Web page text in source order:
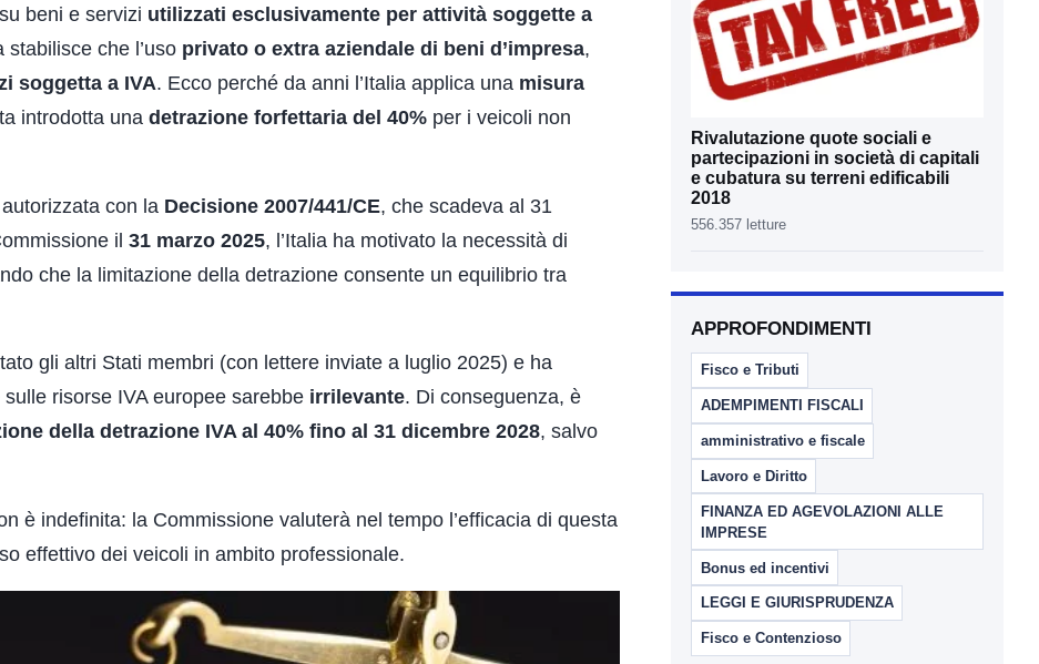
beni e servizi utilizzati esclusivamente per attività soggette a
stabilisce che l’uso privato o extra aziendale di beni d’impresa,
soggetta a IVA. Ecco perché da anni l’Italia applica una misura
introdotta una detrazione forfettaria del 40% per i veicoli non
con la Decisione 2007/441/CE, che scadeva al 31
il 31 marzo 2025, l’Italia ha motivato la necessità di
che la limitazione della detrazione consente un equilibrio tra
gli altri Stati membri (con lettere inviate a luglio 2025) e ha
risorse IVA europee sarebbe irrilevante. Di conseguenza, è
della detrazione IVA al 40% fino al 31 dicembre 2028, salvo
è indefinita: la Commissione valuterà nel tempo l’efficacia di questa
effettivo dei veicoli in ambito professionale.
Rivalutazione quote sociali e
partecipazioni in società di capitali
e cubatura su terreni edificabili
2018
556.357 letture
APPROFONDIMENTI
Fisco e Tributi
ADEMPIMENTI FISCALI
amministrativo e fiscale
Lavoro e Diritto
FINANZA ED AGEVOLAZIONI ALLE
IMPRESE
Bonus ed incentivi
LEGGI E GIURISPRUDENZA
Fisco e Contenzioso